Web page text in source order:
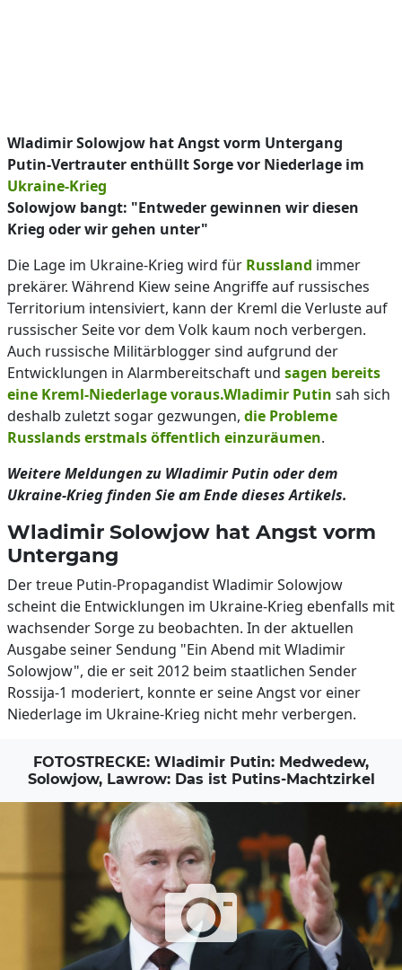
Wladimir Solowjow hat Angst vorm Untergang
Putin-Vertrauter enthüllt Sorge vor Niederlage im
Ukraine-Krieg
Solowjow bangt: "Entweder gewinnen wir diesen
Krieg oder wir gehen unter"
Die Lage im Ukraine-Krieg wird für Russland immer
prekärer. Während Kiew seine Angriffe auf russisches
Territorium intensiviert, kann der Kreml die Verluste auf
russischer Seite vor dem Volk kaum noch verbergen.
Auch russische Militärblogger sind aufgrund der
Entwicklungen in Alarmbereitschaft und sagen bereits
eine Kreml-Niederlage voraus.Wladimir Putin sah sich
deshalb zuletzt sogar gezwungen, die Probleme
Russlands erstmals öffentlich einzuräumen.
Weitere Meldungen zu Wladimir Putin oder dem
Ukraine-Krieg finden Sie am Ende dieses Artikels.
Wladimir Solowjow hat Angst vorm
Untergang
Der treue Putin-Propagandist Wladimir Solowjow
scheint die Entwicklungen im Ukraine-Krieg ebenfalls mit
wachsender Sorge zu beobachten. In der aktuellen
Ausgabe seiner Sendung "Ein Abend mit Wladimir
Solowjow", die er seit 2012 beim staatlichen Sender
Rossija-1 moderiert, konnte er seine Angst vor einer
Niederlage im Ukraine-Krieg nicht mehr verbergen.
FOTOSTRECKE: Wladimir Putin: Medwedew,
Solowjow, Lawrow: Das ist Putins-Machtzirkel